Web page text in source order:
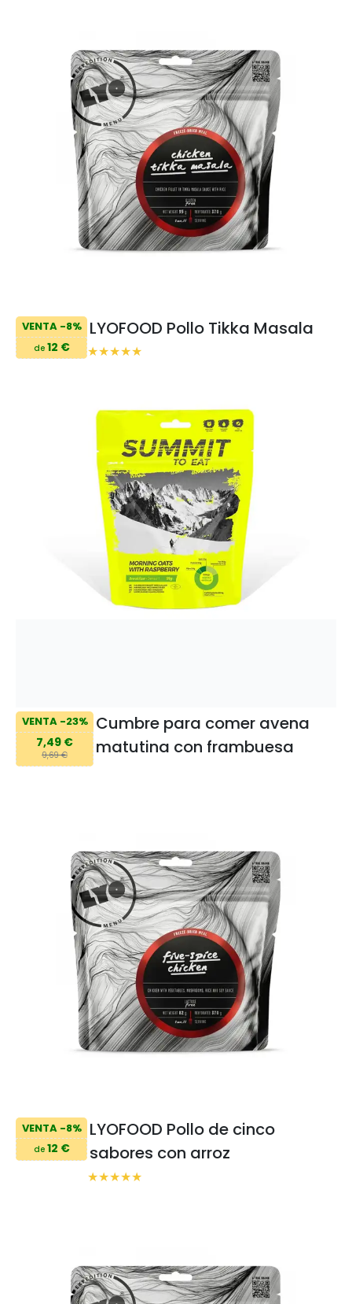
VENTA -8%
de12 €
LYOFOOD Pollo Tikka Masala
VENTA -23%
7,49 €
9,69 €
Cumbre para comer avena
matutina con frambuesa
VENTA -8%
de12 €
LYOFOOD Pollo de cinco
sabores con arroz